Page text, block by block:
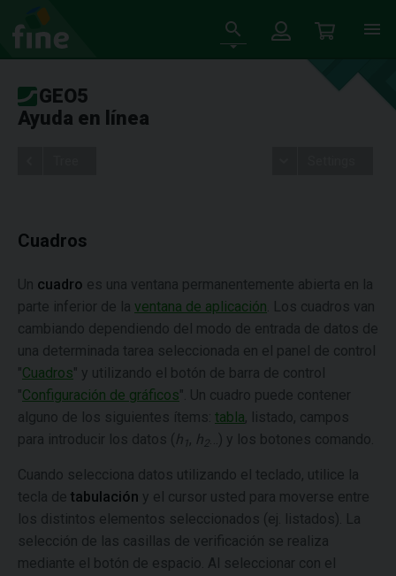
GEO5
Ayuda en línea
Cuadros
Un cuadro es una ventana permanentemente abierta en la
parte inferior de la ventana de aplicación . Los cuadros van
cambiando dependiendo del modo de entrada de datos de
una determinada tarea seleccionada en el panel de control
"Cuadros" y utilizando el botón de barra de control
"Configuración de gráficos". Un cuadro puede contener
alguno de los siguientes ítems: tabla, listado, campos
para introducir los datos ( h 1, h2 …) y los botones comando.
Cuando selecciona datos utilizando el teclado, utilice la
tecla de tabulación y el cursor usted para moverse entre
los distintos elementos seleccionados (ej. listados). La
selección de las casillas de verificación se realiza
mediante el botón de espacio. Al seleccionar con el